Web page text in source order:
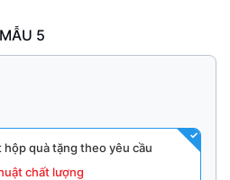
5
quà tặng theo yêu cầu
chất lượng